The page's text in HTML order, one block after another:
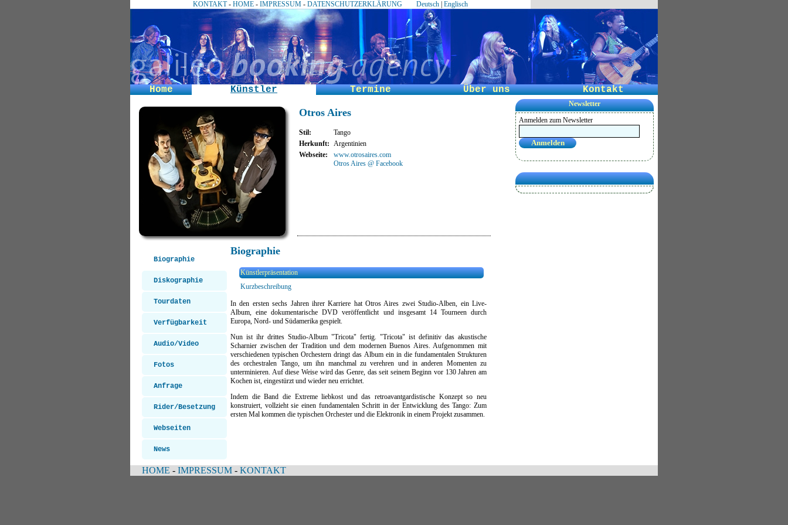
KONTAKT- HOME - IMPRESSUM - DATENSCHUTZERKLÄRUNG Deutsch Englisch
Home Künstler Termine Über uns Kontakt
Newsletter
Anmelden zum Newsletter
Otros Aires
Stil:
Tango
Herkunft: Argentinien
Webseite:
www.otrosaires.com
Otros Aires @ Facebook
Biographie
Diskographie
Tourdaten
Verfügbarkeit
Audio/Video
Fotos
Anfrage
Rider/Besetzung
Webseiten
News
Biographie
Künstlerpräsentation
Kurzbeschreibung
In den ersten sechs Jahren ihrer Karriere hat Otros Aires zwei Studio-Alben, ein Live-
Album, eine dokumentarische DVD veröffentlicht und insgesamt 14 Tourneen durch
Europa, Nord- und Südamerika gespielt.
Nun ist ihr drittes Studio-Album "Tricota" fertig. "Tricota" ist definitiv das akustische
Scharnier zwischen der Tradition und dem modernen Buenos Aires. Aufgenommen mit
verschiedenen typischen Orchestern dringt das Album ein in die fundamentalen Strukturen
des orchestralen Tango, um ihn manchmal zu verehren und in anderen Momenten zu
unterminieren. Auf diese Weise wird das Genre, das seit seinem Beginn vor 130 Jahren am
Kochen ist, eingestürzt und wieder neu errichtet.
Indem die Band die Extreme liebkost und das retroavantgardistische Konzept so neu
konstruiert, vollzieht sie einen fundamentalen Schritt in der Entwicklung des Tango: Zum
ersten Mal kommen die typischen Orchester und die Elektronik in einem Projekt zusammen.
HOME - IMPRESSUM - KONTAKT